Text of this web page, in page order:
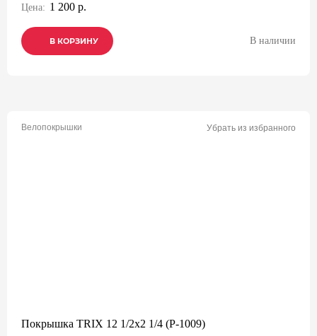
Цена: 1 200 р.
В КОРЗИНУ
В КОРЗИНУ
В КОРЗИНУ В наличии
Велопокрышки Убрать из избранного
Покрышка TRIX 12 1/2x2 1/4 (P-1009)